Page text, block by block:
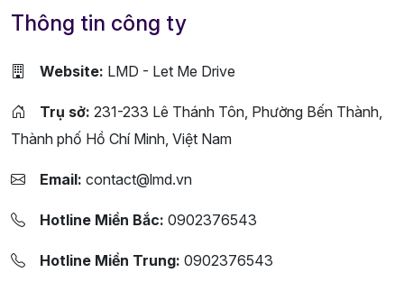
Thông tin công ty
Website: LMD - Let Me Drive
Trụ sở: 231-233 Lê Thánh Tôn, Phường Bến Thành,
Thành phố Hồ Chí Minh, Việt Nam
Email: contact@lmd.vn
Hotline Miền Bắc: 0902376543
Hotline Miền Trung: 0902376543